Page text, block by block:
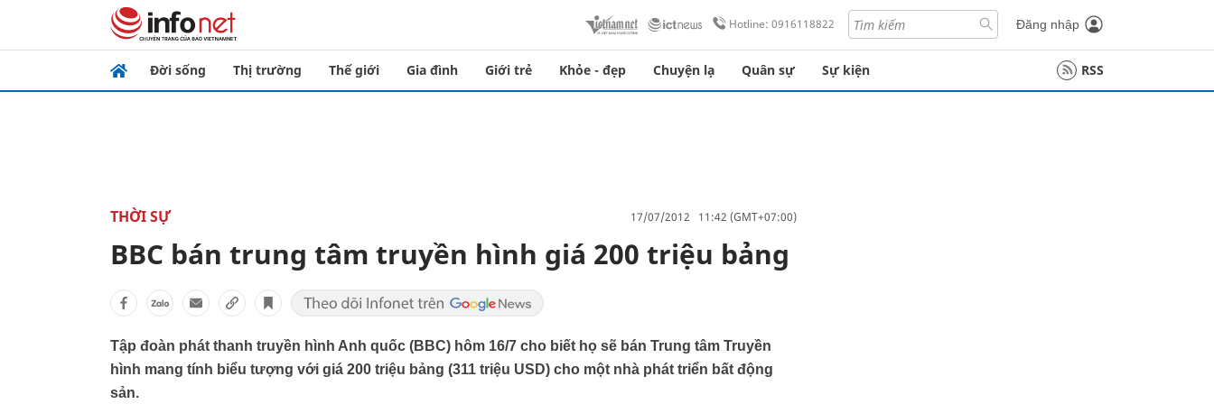
Hotline: 0916118822 Đăng nhập
Đời sống Thị trường Thế giới Gia đình Giới trẻ Khỏe - đẹp Chuyện lạ Quân sự Sự kiện RSS
THỜI SỰ 17/07/2012 11:42 (GMT+07:00)
BBC bán trung tâm truyền hình giá 200 triệu bảng
Tập đoàn phát thanh truyền hình Anh quốc (BBC) hôm 16/7 cho biết họ sẽ bán Trung tâm Truyền
hình mang tính biểu tượng với giá 200 triệu bảng (311 triệu USD) cho một nhà phát triển bất động
sản.